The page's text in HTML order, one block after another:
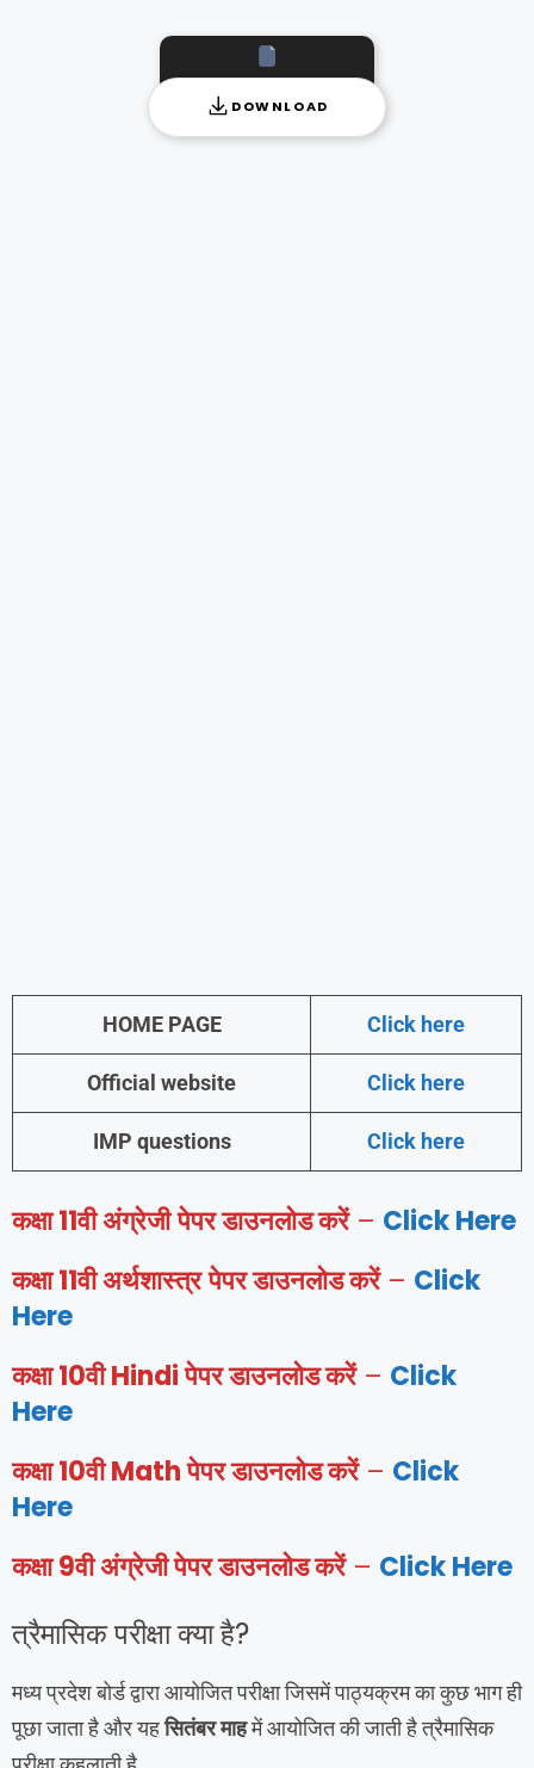
DOWNLOAD
HOME PAGE Click here
Official website Click here
IMP questions Click here
कक्षा 11वी अंग्रेजीपेपर डाउनलोड करें– Click Here
कक्षा 11वी अर्थशास्त्रपेपर डाउनलोड करें– Click
Here
कक्षा 10वी Hindi पेपर डाउनलोड करें– Click
Here
कक्षा 10वी Math पेपर डाउनलोड करें– Click
Here
कक्षा 9वी अंग्रेजी पेपर डाउनलोड करें– Click Here
त्रैमासिक परीक्षा क्या है?
मध्य प्रदेश बोर्ड द्वारा आयोजित परीक्षा जिसमें पाठ्यक्रम का कुछ भाग ही
पूछा जाता है और यहसितंबर माहमें आयोजित की जाती है त्रैमासिक